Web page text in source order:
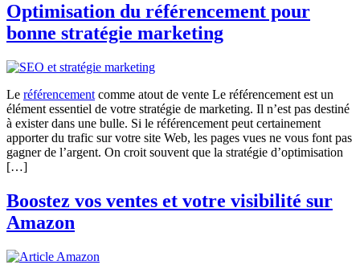
Optimisation du référencement pour
bonne stratégie marketing
Le référencement comme atout de vente Le référencement est un
élément essentiel de votre stratégie de marketing. Il n’est pas destiné
à exister dans une bulle. Si le référencement peut certainement
apporter du trafic sur votre site Web, les pages vues ne vous font pas
gagner de l’argent. On croit souvent que la stratégie d’optimisation
[…]
Boostez vos ventes et votre visibilité sur
Amazon